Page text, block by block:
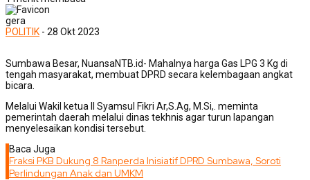
gera
POLITIK - 28 Okt 2023
Sumbawa Besar, NuansaNTB.id- Mahalnya harga Gas LPG 3 Kg di
tengah masyarakat, membuat DPRD secara kelembagaan angkat
bicara.
Melalui Wakil ketua II Syamsul Fikri Ar,S.Ag, M.Si,. meminta
pemerintah daerah melalui dinas tekhnis agar turun lapangan
menyelesaikan kondisi tersebut.
Baca Juga
Fraksi PKB Dukung 8 Ranperda Inisiatif DPRD Sumbawa, Soroti
Perlindungan Anak dan UMKM